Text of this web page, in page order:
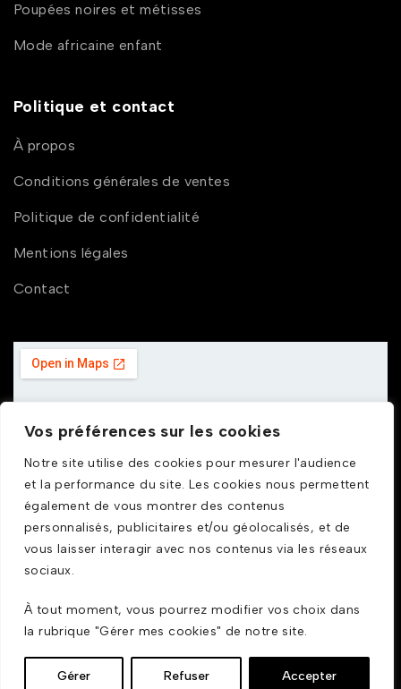
Vos préférences sur les cookies
Notre site utilise des cookies pour mesurer l'audience
et la performance du site. Les cookies nous permettent
également de vous montrer des contenus
personnalisés, publicitaires et/ou géolocalisés, et de
vous laisser interagir avec nos contenus via les réseaux
sociaux.
À tout moment, vous pourrez modifier vos choix dans
la rubrique "Gérer mes cookies" de notre site.
Gérer Refuser Accepter
Poupées noires et métisses
Mode africaine enfant
Politique et contact
À propos
Conditions générales de ventes
Politique de confidentialité
Mentions légales
Contact